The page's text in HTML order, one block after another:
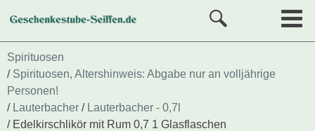
Neue Produkte
Ausgewählte Produkte
Alle Produkte
Spirituosen
Spirituosen, Altershinweis: Abgabe nur an volljährige
Personen!
Lauterbacher
Lauterbacher - 0,7l
Edelkirschlikör mit Rum 0,7 1 Glasflaschen